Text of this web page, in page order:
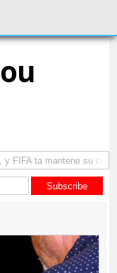
FIFA ta mantene su como
Subscribe